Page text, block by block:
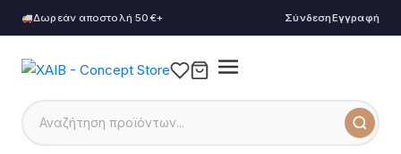
Δωρεάν αποστολή 50€+ ΣύνδεσηΕγγραφή